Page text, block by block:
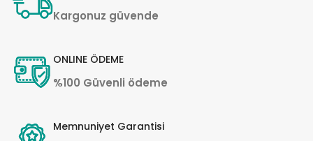
Kargonuz güvende
ONLINE ÖDEME
%100 Güvenli ödeme
Memnuniyet Garantisi